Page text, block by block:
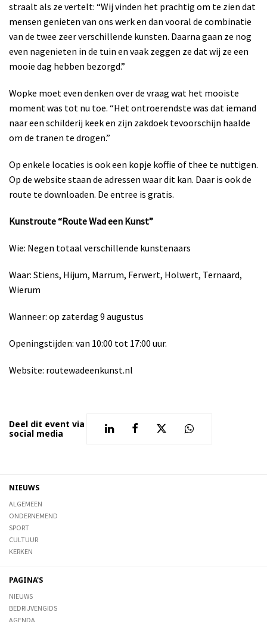
straalt als ze vertelt: “Wij vinden het prachtig om te zien dat
mensen genieten van ons werk en dan vooral de combinatie
van de twee zeer verschillende kunsten. Daarna gaan ze nog
even nagenieten in de tuin en vaak zeggen ze dat wij ze een
mooie dag hebben bezorgd.”
Wopke moet even denken over de vraag wat het mooiste
moment was tot nu toe. “Het ontroerendste was dat iemand
naar een schilderij keek en zijn zakdoek tevoorschijn haalde
om de tranen te drogen.”
Op enkele locaties is ook een kopje koffie of thee te nuttigen.
Op de website staan de adressen waar dit kan. Daar is ook de
route te downloaden. De entree is gratis.
Kunstroute “Route Wad een Kunst”
Wie: Negen totaal verschillende kunstenaars
Waar: Stiens, Hijum, Marrum, Ferwert, Holwert, Ternaard,
Wierum
Wanneer: op zaterdag 9 augustus
Openingstijden: van 10:00 tot 17:00 uur.
Website: routewadeenkunst.nl
Deel dit event via
social media
NIEUWS
ALGEMEEN
ONDERNEMEND
SPORT
CULTUUR
KERKEN
PAGINA'S
NIEUWS
BEDRIJVENGIDS
AGENDA